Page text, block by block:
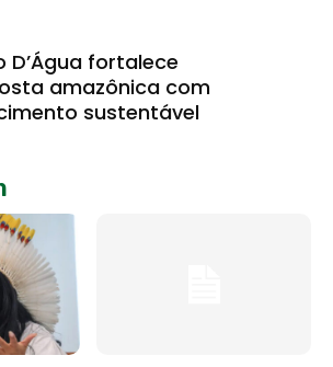
D’Água fortalece
amazônica com
sustentável